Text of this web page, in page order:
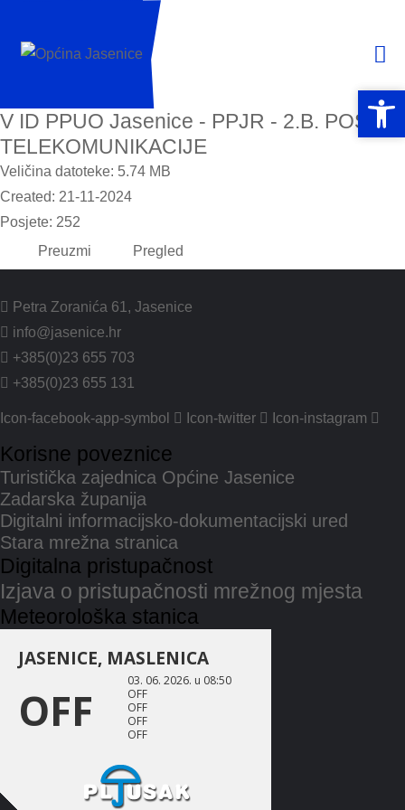
V ID PPUO Jasenice - PPJR - 2.B. POŠTA I
TELEKOMUNIKACIJE
Veličina datoteke: 5.74 MB
Created: 21-11-2024
Posjete: 252
Preuzmi
Pregled
Petra Zoranića 61, Jasenice
info@jasenice.hr
+385(0)23 655 703
+385(0)23 655 131
Icon-facebook-app-symbol Icon-twitter Icon-instagram
Korisne poveznice
Turistička zajednica Općine Jasenice
Zadarska županija
Digitalni informacijsko-dokumentacijski ured
Stara mrežna stranica
Digitalna pristupačnost
Izjava o pristupačnosti mrežnog mjesta
Meteorološka stanica